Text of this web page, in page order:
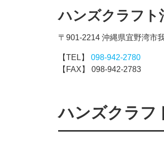
ハンズクラフ
〒901-2214 沖縄県宜野湾市
【TEL】 098-942-2780
【FAX】 098-942-2783
ハンズクラ